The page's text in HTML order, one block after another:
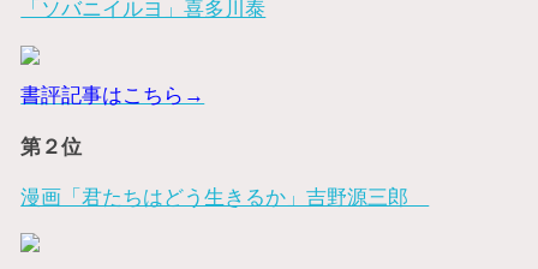
「ソバニイルヨ」喜多川泰
書評記事はこちら→
第２位
漫画「君たちはどう生きるか」吉野源三郎